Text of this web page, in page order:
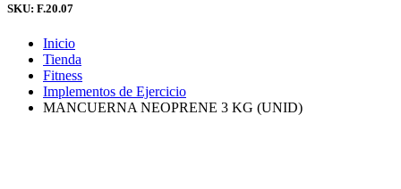
SKU: F.20.07
Inicio
Tienda
Fitness
Implementos de Ejercicio
MANCUERNA NEOPRENE 3 KG (UNID)